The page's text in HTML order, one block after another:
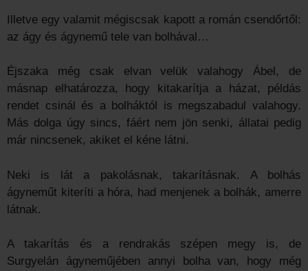
Illetve egy valamit mégiscsak kapott a román csendőrtől:
az ágy és ágynemű tele van bolhával…
Éjszaka még csak elvan velük valahogy Ábel, de
másnap elhatározza, hogy kitakarítja a házat, példás
rendet csinál és a bolháktól is megszabadul valahogy.
Más dolga úgy sincs, fáért nem jön senki, állatai pedig
már nincsenek, akiket el kéne látni.
Neki is lát a pakolásnak, takarításnak. A bolhás
ágyneműt kiteríti a hóra, had menjenek a bolhák, amerre
látnak.
A takarítás és a rendrakás szépen megy is, de
Surgyelán ágyneműjében annyi bolha van, hogy még